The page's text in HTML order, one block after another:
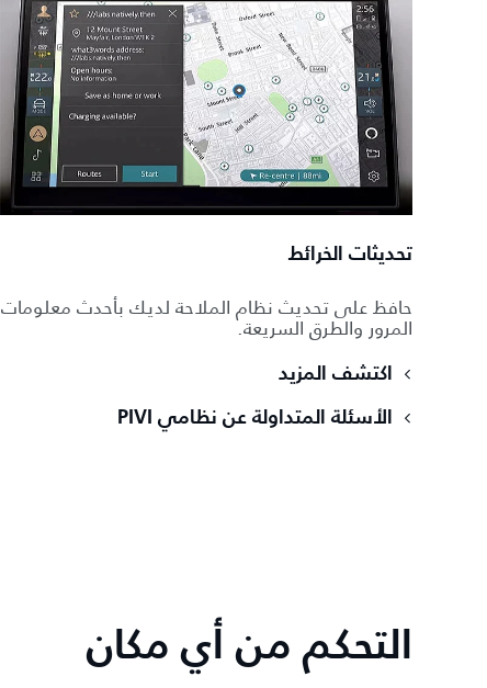
تحديثات الخرائط
حافظ على تحديث نظام الملاحة لديك بأحدث معلومات
المرور والطرق السريعة.
اكتشف المزيد
الأسئلة المتداولة عن نظامي PIVI
التحكم من أي مكان